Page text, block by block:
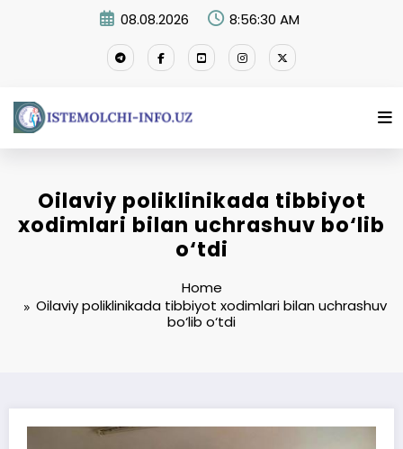
08.08.2026 8:56:30 AM
Oilaviy poliklinikada tibbiyot
xodimlari bilan uchrashuv bo‘lib
o‘tdi
Home
Oilaviy poliklinikada tibbiyot xodimlari bilan uchrashuv
bo‘lib o‘tdi